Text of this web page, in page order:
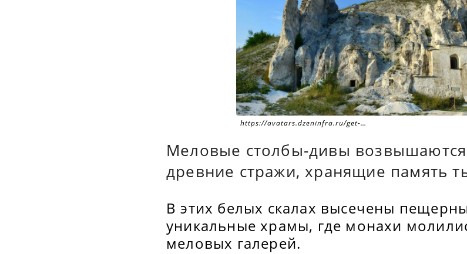
https://avatars.dzeninfra.ru/get-
Меловые столбы-дивы возвышаются
древние стражи, хранящие память
В этих белых скалах высечены
уникальные храмы, где монахи
меловых галерей.